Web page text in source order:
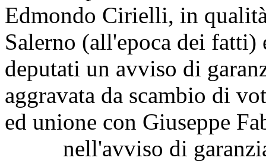
Edmondo Cirielli, in
Salerno (all'epoca dei fatti)
deputati un avviso di
aggravata da scambio di
ed unione con Giuseppe
nell'avviso di garanzia